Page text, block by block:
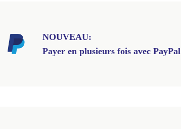
NOUVEAU:
Payer en plusieurs fois avec PayPal